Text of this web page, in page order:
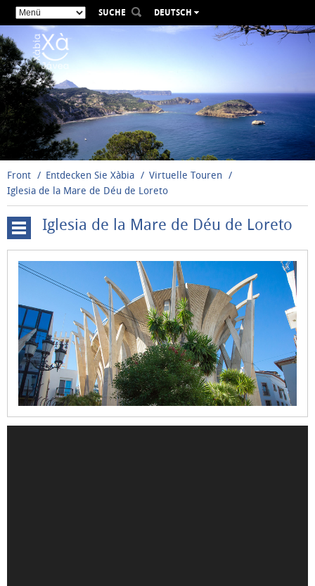
SUCHE
DEUTSCH
ESPAÑOL
FRANÇAIS
РУССКИЙ
Front Entdecken Sie Xàbia
Virtuelle Touren
Iglesia de la Mare de Déu de Loreto
Cova
Tallada
Windmühlen
Santuario
de
la
Mare
de
Déu
dels
Iglesia de la Mare de Déu de Loreto